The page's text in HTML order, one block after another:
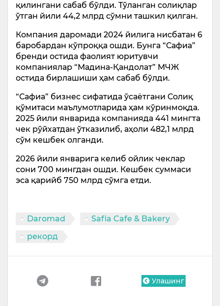
қилингани сабаб бўлди. Тўланган солиқлар
ўтган йили 44,2 млрд сўмни ташкил қилган.
Компания даромади 2024 йилига нисбатан 6
баробардан кўпроққа ошди. Бунга “Сафиа”
бренди остида фаолият юритувчи
компаниялар “Мадина-Қандолат” МЧЖ
остида бирлашиши ҳам сабаб бўлди.
“Сафиа” бизнес сифатида ўсаётгани Солиқ
қўмитаси маълумотларида ҳам кўринмоқда.
2025 йили январида компанияда 441 мингта
чек рўйхатдан ўтказилиб, аҳоли 482,1 млрд
сўм кешбек олганди.
2026 йили январига келиб ойлик чеклар
сони 700 мингдан ошди. Кешбек суммаси
эса қарийб 750 млрд сўмга етди.
Daromad
Safia Cafe & Bakery
рекорд
Улашинг